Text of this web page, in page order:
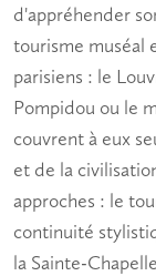
d'appréhender
tourisme muséal
parisiens : le
Pompidou ou le
couvrent à eux
et de la
approches : le
continuité
la Sainte-